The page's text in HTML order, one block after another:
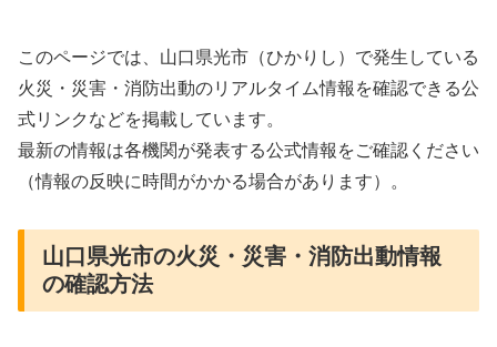
このページでは、山口県光市（ひかりし）で発生している
火災・災害・消防出動のリアルタイム情報を確認できる公
式リンクなどを掲載しています。
最新の情報は各機関が発表する公式情報をご確認ください
（情報の反映に時間がかかる場合があります）。
山口県光市の火災・災害・消防出動情報
の確認方法